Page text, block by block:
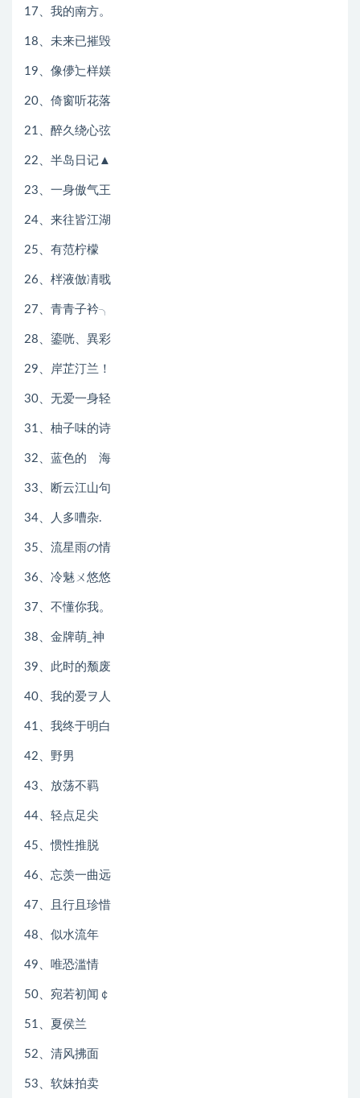
17、我的南方。
18、未来已摧毁
19、像儚辷样媄
20、倚窗听花落
21、醉久绕心弦
22、半岛日记▲
23、一身傲气王
24、来往皆江湖
25、有范柠檬
26、柈液倣凊戨
27、青青子衿╮
28、鎏咣、異彩
29、岸芷汀兰！
30、无爱一身轻
31、柚子味的诗
32、蓝色的ゝ海
33、断云江山句
34、人多嘈杂.
35、流星雨の情
36、冷魅ㄨ悠悠
37、不懂你我。
38、金牌萌_神
39、此时的颓废
40、我的爱ヲ人
41、我终于明白
42、野男
43、放荡不羁
44、轻点足尖
45、惯性推脱
46、忘羡一曲远
47、且行且珍惜
48、似水流年
49、唯恐滥情
50、宛若初闻￠
51、夏侯兰
52、清风拂面
53、软妹拍卖